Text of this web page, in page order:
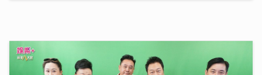
11/07/2026